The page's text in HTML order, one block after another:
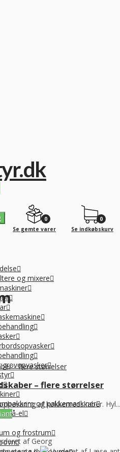
0
Se gemte varer
0
Se indkøbskurv
og mixere
grovopvasker
og pakkemaskiner
el
og frostrum
– flere størrelser
af køkkenredskaber. Hyl...
af Georg